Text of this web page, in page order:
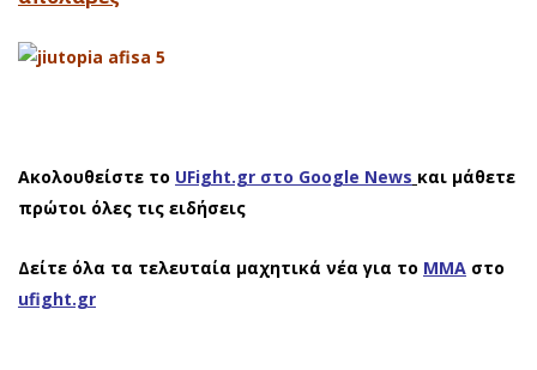
Ακολουθείστε το UFight.gr στο Google News και μάθετε
πρώτοι όλες τις ειδήσεις
Δείτε όλα τα τελευταία μαχητικά νέα για το ΜΜΑ στο
ufight.gr